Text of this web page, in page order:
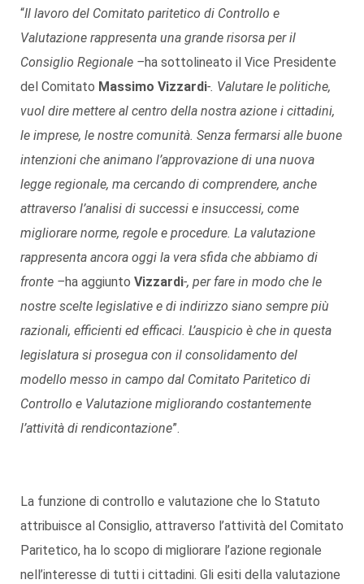
“Il lavoro del Comitato paritetico di Controllo e
Valutazione rappresenta una grande risorsa per il
Consiglio Regionale –ha sottolineato il Vice Presidente
del Comitato Massimo Vizzardi-. Valutare le politiche,
vuol dire mettere al centro della nostra azione i cittadini,
le imprese, le nostre comunità. Senza fermarsi alle buone
intenzioni che animano l’approvazione di una nuova
legge regionale, ma cercando di comprendere, anche
attraverso l’analisi di successi e insuccessi, come
migliorare norme, regole e procedure. La valutazione
rappresenta ancora oggi la vera sfida che abbiamo di
fronte –ha aggiunto Vizzardi-, per fare in modo che le
nostre scelte legislative e di indirizzo siano sempre più
razionali, efficienti ed efficaci. L’auspicio è che in questa
legislatura si prosegua con il consolidamento del
modello messo in campo dal Comitato Paritetico di
Controllo e Valutazione migliorando costantemente
l’attività di rendicontazione”.
La funzione di controllo e valutazione che lo Statuto
attribuisce al Consiglio, attraverso l’attività del Comitato
Paritetico, ha lo scopo di migliorare l’azione regionale
nell’interesse di tutti i cittadini. Gli esiti della valutazione